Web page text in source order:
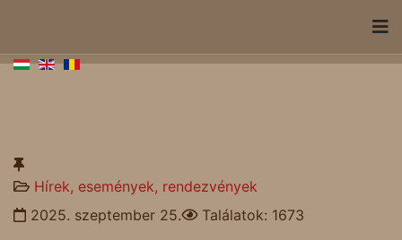
Hírek, események, rendezvények
2025. szeptember 25.
Találatok: 1673